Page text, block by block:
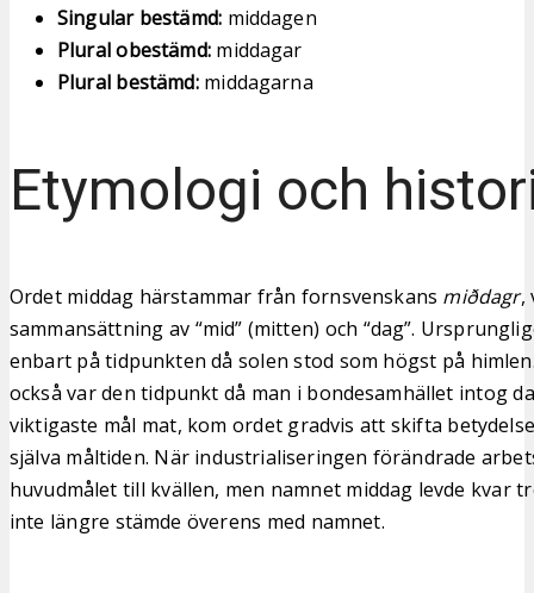
Singular bestämd: middagen
Plural obestämd:middagar
Plural bestämd:middagarna
Etymologi och
Ordet middag härstammar från fornsvenskans miðdagr,
sammansättning av “mid” (mitten) och “dag”.
enbart på tidpunkten då solen stod som högst på
också var den tidpunkt då man i bondesamhället intog
viktigaste mål mat, kom ordet gradvis att skifta
själva måltiden. När industrialiseringen förändrade
huvudmålet till kvällen, men namnet middag levde kvar
inte längre stämde överens med namnet.